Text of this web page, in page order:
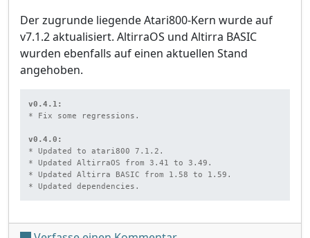
Der zugrunde liegende Atari800-Kern wurde auf
v7.1.2 aktualisiert. AltirraOS und Altirra BASIC
wurden ebenfalls auf einen aktuellen Stand
angehoben.
v0.4.1:
* Fix some regressions.
v0.4.0:
* Updated to atari800 7.1.2.
* Updated AltirraOS from 3.41 to 3.49.
* Updated Altirra BASIC from 1.58 to 1.59.
* Updated dependencies.